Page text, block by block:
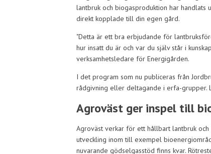
lantbruk och biogasproduktion har
direkt kopplade till din egen gård.
"Detta är ett bra erbjudande för
hur insatt du är och var du själv står i
verksamhetsledare för Energigården.
I det program som nu publiceras från
rådgivning eller deltagande i erfa-grupper.
Agroväst ger inspel till
Agroväst verkar för ett hållbart lantbruk
utveckling inom till exempel
nuvarande gödselgasstöd finns kvar.